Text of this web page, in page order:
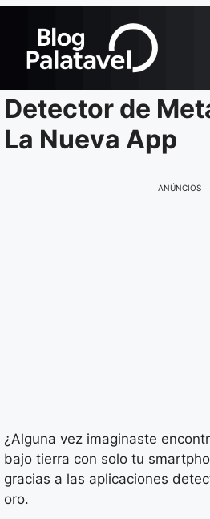
Detector de
La Nueva App
ANÚNCIOS
¿Alguna vez imaginaste
bajo tierra con solo tu
gracias a las aplicaciones
oro.